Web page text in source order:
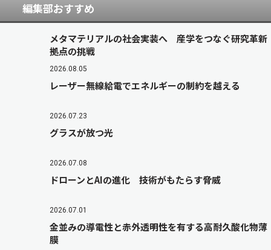
編集部おすすめ
メタマテリアルの社会実装へ 産学をつなぐ研究革新
拠点の挑戦
2026.08.05
レーザー無線給電でエネルギーの制約を越える
2026.07.23
グラスが放つ光
2026.07.08
ドローンとAIの進化 技術がもたらす脅威
2026.07.01
金並みの導電性と赤外透明性を有する高耐久酸化物薄
膜